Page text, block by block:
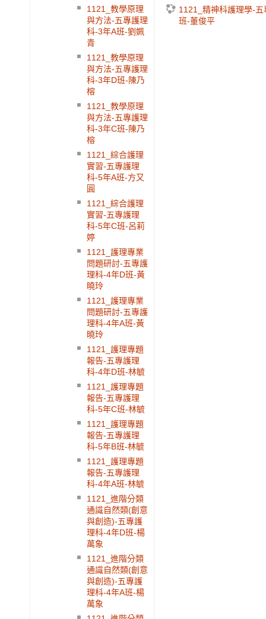
1121_精神科護理學-
班-董俊平
1121_教學原理
與方法-五專護理
科-3年A班-劉姵
青
1121_教學原理
與方法-五專護理
科-3年D班-陳乃
榕
1121_教學原理
與方法-五專護理
科-3年C班-陳乃
榕
1121_綜合護理
實習-五專護理
科-5年A班-方又
圓
1121_綜合護理
實習-五專護理
科-5年C班-呂莉
婷
1121_護理專業
問題研討-五專護
理科-4年D班-黃
曉玲
1121_護理專業
問題研討-五專護
理科-4年A班-黃
曉玲
1121_護理專題
報告-五專護理
科-4年D班-林毓
1121_護理專題
報告-五專護理
科-5年C班-林毓
1121_護理專題
報告-五專護理
科-5年B班-林毓
1121_護理專題
報告-五專護理
科-4年A班-林毓
1121_進階分類
通識自然類(創意
與創造)-五專護
理科-4年D班-楊
萬象
1121_進階分類
通識自然類(創意
與創造)-五專護
理科-4年A班-楊
萬象